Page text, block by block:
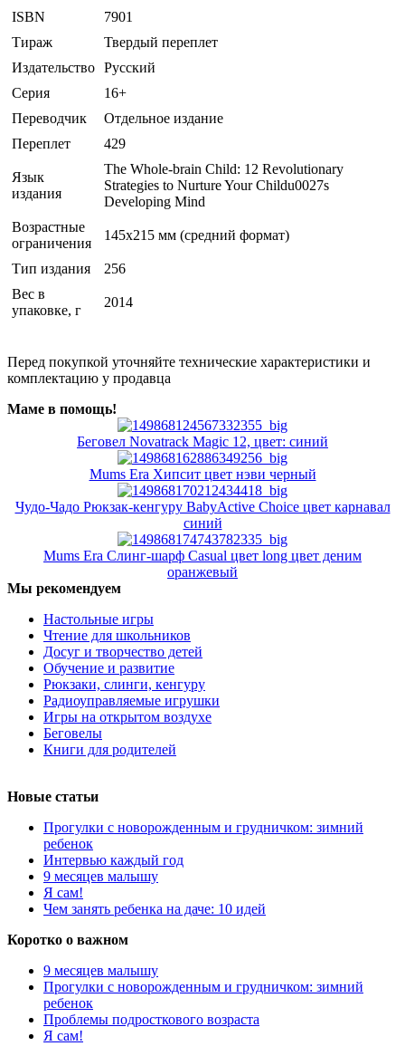
ISBN
7901
Тираж
Твердый переплет
Издательство Русский
Серия
16+
Переводчик
Отдельное издание
Переплет
429
Язык
издания
The Whole-brain Child: 12 Revolutionary
Strategies to Nurture Your Childu0027s
Developing Mind
Возрастные
ограничения
145х215 мм (средний формат)
Тип издания
256
Вес в
упаковке, г
2014
Перед покупкой уточняйте технические характеристики и
комплектацию у продавца
Маме в помощь!
Беговел Novatrack Magic 12, цвет: синий
Mums Era Хипсит цвет нэви черный
Чудо-Чадо Рюкзак-кенгуру BabyActive Choice цвет карнавал
синий
Mums Era Слинг-шарф Casual цвет long цвет деним
оранжевый
Мы рекомендуем
Настольные игры
Чтение для школьников
Досуг и творчество детей
Обучение и развитие
Рюкзаки, слинги, кенгуру
Радиоуправляемые игрушки
Игры на открытом воздухе
Беговелы
Книги для родителей
Новые статьи
Прогулки с новорожденным и грудничком: зимний
ребенок
Интервью каждый год
9 месяцев малышу
Я сам!
Чем занять ребенка на даче: 10 идей
Коротко о важном
9 месяцев малышу
Прогулки с новорожденным и грудничком: зимний
ребенок
Проблемы подросткового возраста
Я сам!